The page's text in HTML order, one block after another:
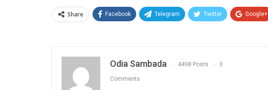
Share Facebook Telegram Twitter Google+
Odia Sambada 4498 Posts 0
Comments